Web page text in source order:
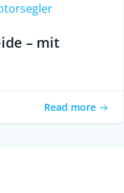
– mit
Read more